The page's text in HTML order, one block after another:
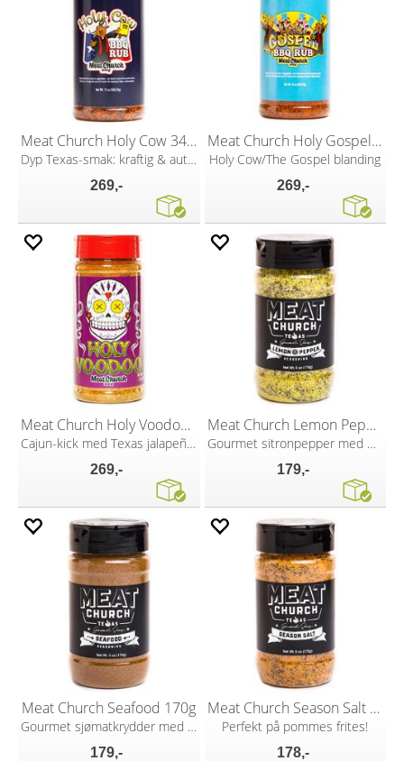
Meat Church Holy Cow 340g
Dyp Texas-smak: kraftig & autentisk!
269,-
Meat Church Holy Gospel 397g
Holy Cow/The Gospel blanding
269,-
Meat Church Holy Voodoo 397g
Cajun-kick med Texas jalapeño-spark!
269,-
Meat Church Lemon Pepper 170g
Gourmet sitronpepper med BBQ-twist
179,-
Meat Church Seafood 170g
Gourmet sjømatkrydder med futt!
179,-
Meat Church Season Salt 170g
Perfekt på pommes frites!
178,-